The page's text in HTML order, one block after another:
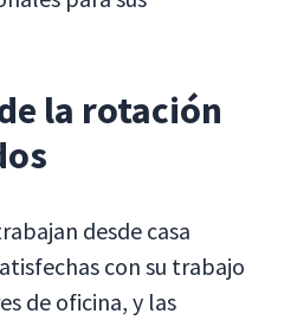
la rotación
desde casa
con su trabajo
de oficina, y las